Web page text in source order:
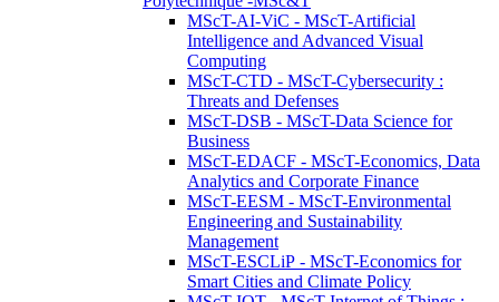
MScT-AI-ViC - MScT-Artificial
Intelligence and Advanced Visual
Computing
MScT-CTD - MScT-Cybersecurity :
Threats and Defenses
MScT-DSB - MScT-Data Science for
Business
MScT-EDACF - MScT-Economics, Data
Analytics and Corporate Finance
MScT-EESM - MScT-Environmental
Engineering and Sustainability
Management
MScT-ESCLiP - MScT-Economics for
Smart Cities and Climate Policy